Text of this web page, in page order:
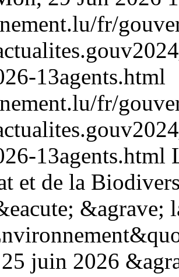
fr/
13agents.html
fr/
13agents.html
et de la
&agrave;
juin 2026